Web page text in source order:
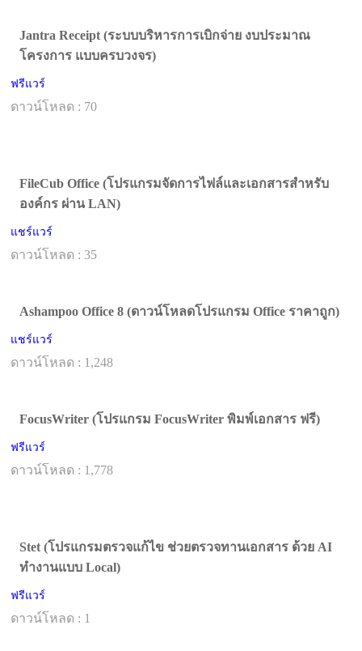
Jantra Receipt (ระบบบริหารการเบิกจ่าย งบประมาณ
โครงการ แบบครบวงจร)
ฟรีแวร์
ดาวน์โหลด : 70
FileCub Office (โปรแกรมจัดการไฟล์และเอกสารสำหรับ
องค์กร ผ่าน LAN)
แชร์แวร์
ดาวน์โหลด : 35
Ashampoo Office 8 (ดาวน์โหลดโปรแกรม Office ราคาถูก)
แชร์แวร์
ดาวน์โหลด : 1,248
FocusWriter (โปรแกรม FocusWriter พิมพ์เอกสาร ฟรี)
ฟรีแวร์
ดาวน์โหลด : 1,778
Stet (โปรแกรมตรวจแก้ไข ช่วยตรวจทานเอกสาร ด้วย AI
ทำงานแบบ Local)
ฟรีแวร์
ดาวน์โหลด : 1